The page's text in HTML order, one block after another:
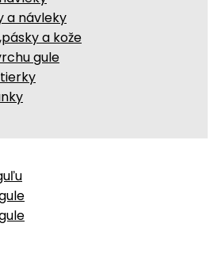
a návleky
a kože
gule